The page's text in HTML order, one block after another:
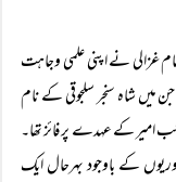
غزالی نے اپنی علمی وجاہت
جن میں شاہ سنجر سلجوقی کے نام
امیر کے عہدے پر فائز تھا۔
کے باوجود بہرحال ایک